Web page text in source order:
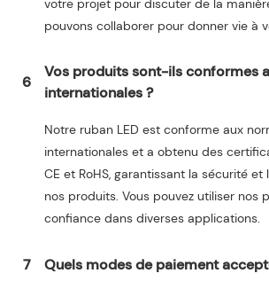
votre projet pour discuter de la
pouvons collaborer pour donner vie à
6
Vos produits sont-ils conformes
internationales ?
Notre ruban LED est conforme aux
internationales et a obtenu des
CE et RoHS, garantissant la sécurité
nos produits. Vous pouvez utiliser nos
confiance dans diverses applications.
7 Quels modes de paiement